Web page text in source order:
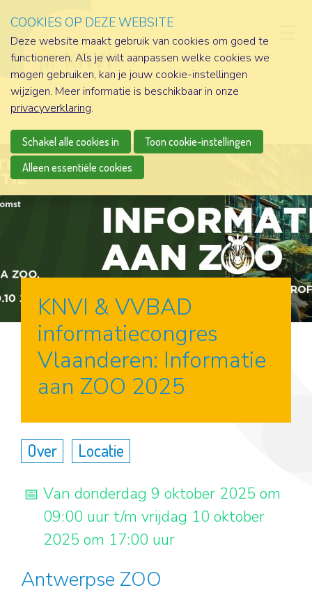
KNVI & VVBAD
informatiecongres
Vlaanderen: Informatie
aan ZOO 2025
Over Locatie
Van donderdag 9 oktober 2025 om
09:00 uur t/m vrijdag 10 oktober
2025 om 17:00 uur
Antwerpse ZOO
COOKIES OP DEZE WEBSITE
Deze website maakt gebruik van cookies om goed te
functioneren. Als je wilt aanpassen welke cookies we
mogen gebruiken, kan je jouw cookie-instellingen
wijzigen. Meer informatie is beschikbaar in onze
privacyverklaring.
Schakel alle cookies in
Toon cookie-instellingen
Alleen essentiële cookies